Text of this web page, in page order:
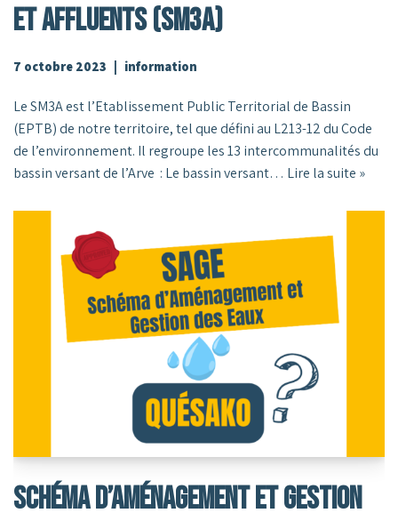
Et Affluents (SM3A)
7 octobre 2023 information
Le SM3A est l’Etablissement Public Territorial de Bassin
(EPTB) de notre territoire, tel que défini au L213-12 du Code
de l’environnement. Il regroupe les 13 intercommunalités du
bassin versant de l’Arve : Le bassin versant… Lire la suite »
Schéma D’Aménagement Et Gestion